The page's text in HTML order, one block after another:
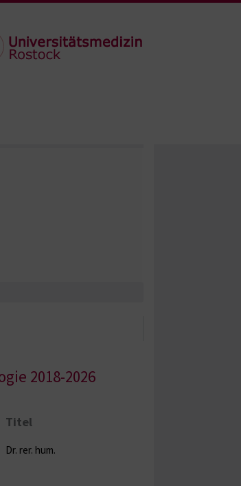
2018-2026
Titel
Dr. rer. hum.